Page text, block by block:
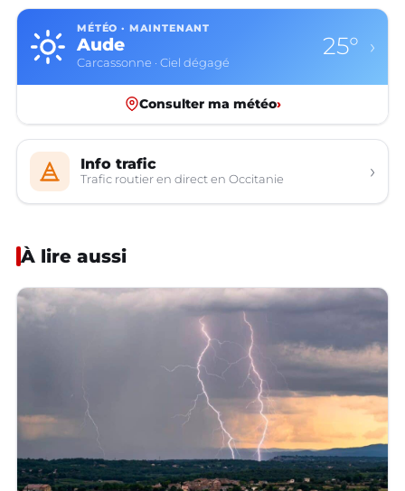
MÉTÉO · MAINTENANT
Aude
Carcassonne · Ciel dégagé
25° ›
Consulter ma météo›
Info trafic
Trafic routier en direct en Occitanie ›
À lire aussi